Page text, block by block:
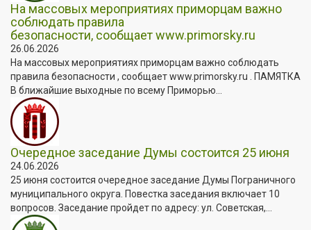
На массовых мероприятиях приморцам важно
соблюдать правила
безопасности, сообщает www.primorsky.ru
26.06.2026
На массовых мероприятиях приморцам важно соблюдать
правила безопасности , сообщает www.primorsky.ru . ПАМЯТКА
В ближайшие выходные по всему Приморью...
Очередное заседание Думы состоится 25 июня
24.06.2026
25 июня состоится очередное заседание Думы Пограничного
муниципального округа. Повестка заседания включает 10
вопросов. Заседание пройдет по адресу: ул. Советская,...